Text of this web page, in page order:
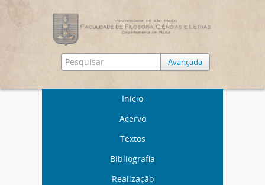
Avançada
Início
Acervo
Textos
Bibliografia
Realização